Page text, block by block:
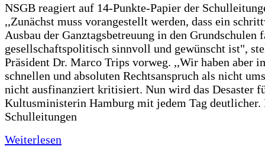
NSGB reagiert auf 14-Punkte-Papier der
,,Zunächst muss vorangestellt werden, dass ein
Ausbau der Ganztagsbetreuung in den Grundschulen
gesellschaftspolitisch sinnvoll und gewünscht ist",
Präsident Dr. Marco Trips vorweg. ,,Wir haben aber
schnellen und absoluten Rechtsanspruch als nicht
nicht ausfinanziert kritisiert. Nun wird das Desaster
Kultusministerin Hamburg mit jedem Tag deutlicher.
Schulleitungen
Weiterlesen